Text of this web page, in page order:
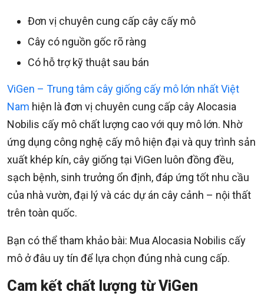
Đơn vị chuyên cung cấp cây cấy mô
Cây có nguồn gốc rõ ràng
Có hỗ trợ kỹ thuật sau bán
ViGen – Trung tâm cây giống cấy mô lớn nhất Việt
Nam hiện là đơn vị chuyên cung cấp cây Alocasia
Nobilis cấy mô chất lượng cao với quy mô lớn. Nhờ
ứng dụng công nghệ cấy mô hiện đại và quy trình sản
xuất khép kín, cây giống tại ViGen luôn đồng đều,
sạch bệnh, sinh trưởng ổn định, đáp ứng tốt nhu cầu
của nhà vườn, đại lý và các dự án cây cảnh – nội thất
trên toàn quốc.
Bạn có thể tham khảo bài: Mua Alocasia Nobilis cấy
mô ở đâu uy tín để lựa chọn đúng nhà cung cấp.
Cam kết chất lượng từ ViGen